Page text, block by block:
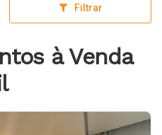
Filtrar
à Venda